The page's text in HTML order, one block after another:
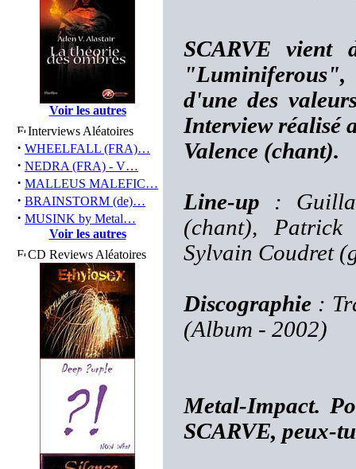
Voir les autres
Interviews Aléatoires
· WHEELFALL (FRA)…
· NEDRA (FRA) - V…
· MALLEUS MALEFIC…
· BRAINSTORM (de)…
· MUSINK by Metal…
Voir les autres
CD Reviews Aléatoires
SCARVE vient
d'une des
Interview réalisé
Valence (chant).
Line-up :
(chant),
Sylvain Coudret
Discographie :
(Album - 2002)
Metal-Impact.
SCARVE, peux-